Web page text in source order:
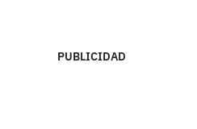
PUBLICIDAD